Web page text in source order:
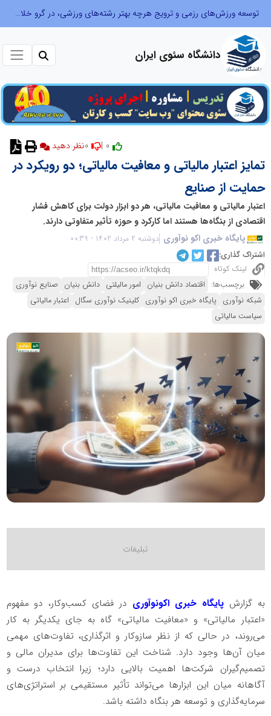
توسعه ورزش‌های رزمی و ترویج هرچه بهتر رشته‌های ورزشی، در گرو خلاقیت و نوآوری است
دانشگاه سئوی ایران
نظر دهید
تمایز اعتبار مالیاتی و معافیت مالیاتی؛ دو رویکرد در
حمایت از صنایع
اعتبار مالیاتی و معافیت مالیاتی، هر دو ابزار دولت برای کاهش فشار
اقتصادی از بنگاه‌ها هستند اما کارکرد و حوزه تأثیر متفاوتی دارند.
پایگاه خبری اکو نوآوری دوشنبه 2 مرداد 1402 - 00:39
اشتراک گذاری:
لینک کوتاه
برچسب‌ها: اقتصاد دانش بنیان امور مالیلتی دانش بنیان صنایع نوآوری
شبکه نوآوری پایگاه خبری اکو نوآوری کلینیک نوآوری سگال اعتبار مالیاتی
سیاست مالیاتی
به گزارشپایگاه خبری اکونوآوری در فضای کسب‌وکار، دو مفهوم
«اعتبار مالیاتی» و «معافیت مالیاتی» گاه به جای یکدیگر به کار
می‌روند، در حالی که از نظر سازوکار و اثرگذاری، تفاوت‌های مهمی
میان آن‌ها وجود دارد. شناخت این تفاوت‌ها برای مدیران مالی و
تصمیم‌گیران شرکت‌ها اهمیت بالایی دارد؛ زیرا انتخاب درست و
آگاهانه میان این ابزارها می‌تواند تأثیر مستقیمی بر استراتژی‌های
سرمایه‌گذاری و توسعه هر بنگاه داشته باشد.